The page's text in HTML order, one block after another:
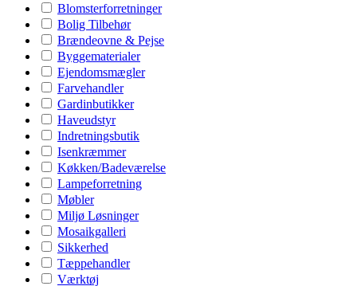
Blomsterforretninger
Bolig Tilbehør
Brændeovne & Pejse
Byggematerialer
Ejendomsmægler
Farvehandler
Gardinbutikker
Haveudstyr
Indretningsbutik
Isenkræmmer
Køkken/Badeværelse
Lampeforretning
Møbler
Miljø Løsninger
Mosaikgalleri
Sikkerhed
Tæppehandler
Værktøj